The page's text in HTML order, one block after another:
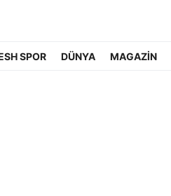
SPOR DÜNYA MAGAZİN